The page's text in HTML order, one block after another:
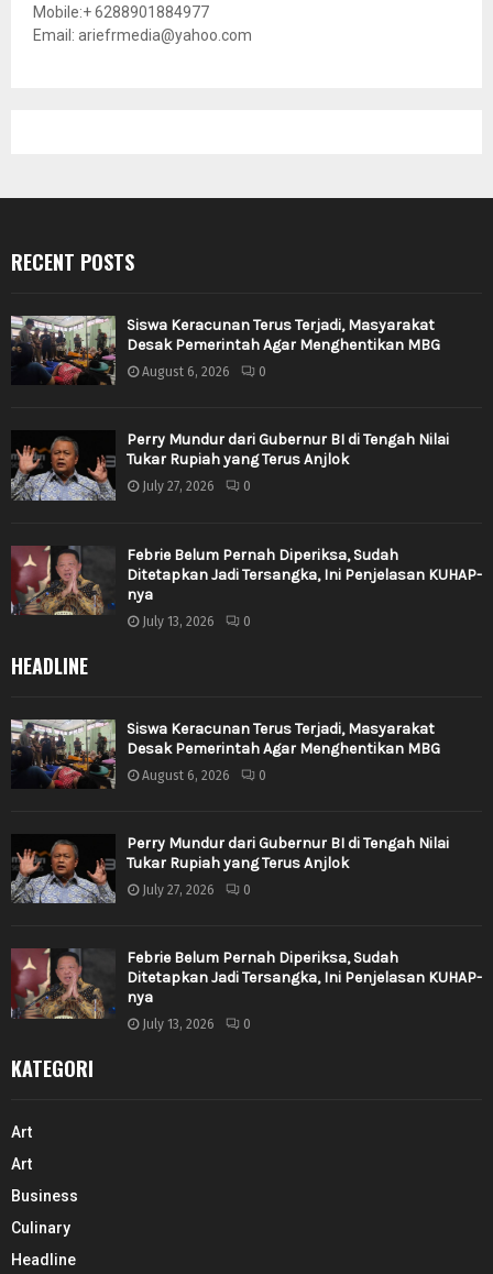
Mobile:+ 6288901884977
Email: ariefrmedia@yahoo.com
RECENT POSTS
Siswa Keracunan Terus Terjadi, Masyarakat
Desak Pemerintah Agar Menghentikan MBG
August 6, 2026 0
Perry Mundur dari Gubernur BI di Tengah Nilai
Tukar Rupiah yang Terus Anjlok
July 27, 2026 0
Febrie Belum Pernah Diperiksa, Sudah
Ditetapkan Jadi Tersangka, Ini Penjelasan KUHAP-
nya
July 13, 2026 0
HEADLINE
Siswa Keracunan Terus Terjadi, Masyarakat
Desak Pemerintah Agar Menghentikan MBG
August 6, 2026 0
Perry Mundur dari Gubernur BI di Tengah Nilai
Tukar Rupiah yang Terus Anjlok
July 27, 2026 0
Febrie Belum Pernah Diperiksa, Sudah
Ditetapkan Jadi Tersangka, Ini Penjelasan KUHAP-
nya
July 13, 2026 0
KATEGORI
Art
Art
Business
Culinary
Headline